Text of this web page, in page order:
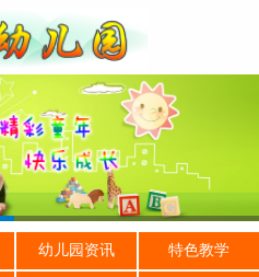
幼儿园资讯 特色教学